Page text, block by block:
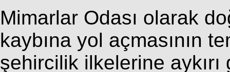
Mimarlar Odası olarak
kaybına yol açmasının
şehircilik ilkelerine